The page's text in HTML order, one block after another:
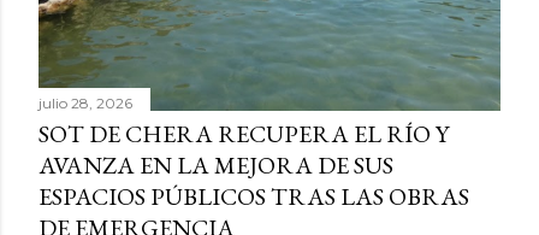
julio 28, 2026
SOT DE CHERA RECUPERA EL RÍO Y
AVANZA EN LA MEJORA DE SUS
ESPACIOS PÚBLICOS TRAS LAS OBRAS
DE EMERGENCIA